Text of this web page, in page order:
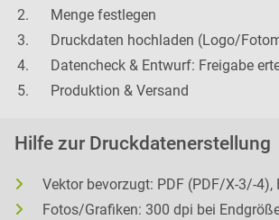
Menge festlegen
Druckdaten hochladen (Logo/
Datencheck & Entwurf: Freigabe
Produktion & Versand
Hilfe zur Druckdatenerstellung
Vektor bevorzugt: PDF (PDF/X-3/-4),
Fotos/Grafiken: 300 dpi bei